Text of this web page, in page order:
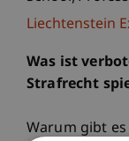
Liechtenstein
Was ist
Strafrecht
Warum gibt